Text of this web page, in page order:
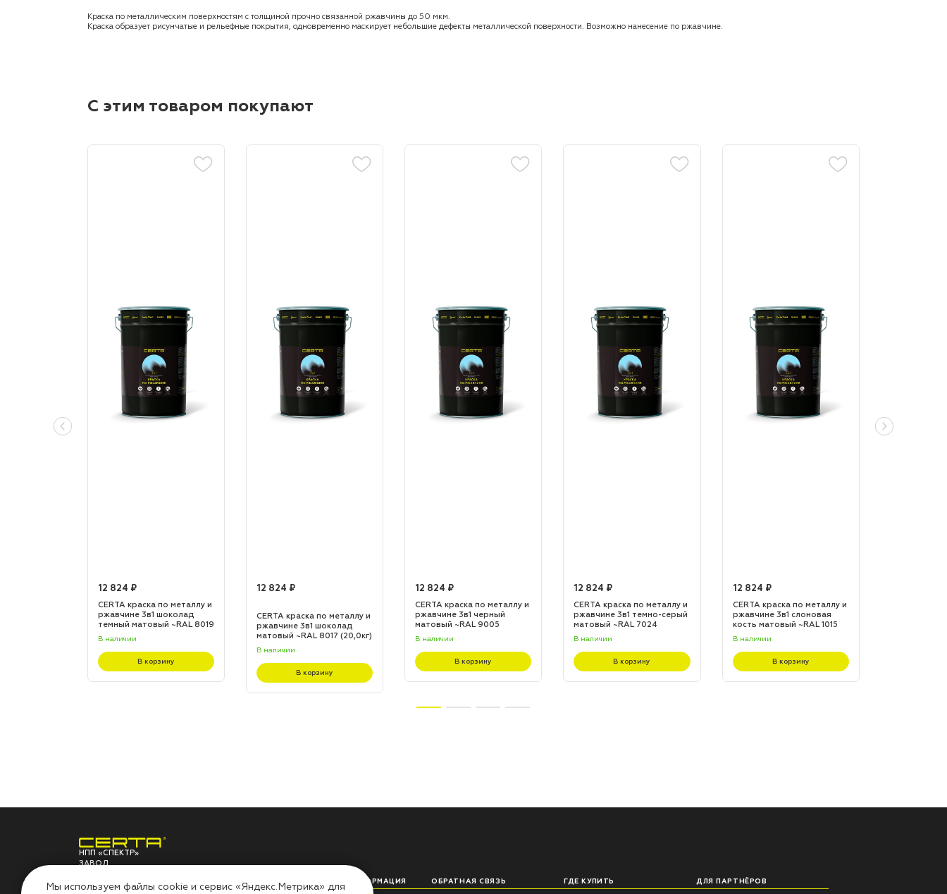
Краска по металлическим поверхностям с толщиной прочно связанной ржавчины до 50 мкм.
Краска образует рисунчатые и рельефные покрытия, одновременно маскирует небольшие дефекты металлической поверхности. Возможно нанесение по ржавчине.
С этим товаром покупают
12 824 ₽
CERTA краска по металлу и
ржавчине 3в1 шоколад
темный матовый ~RAL 8019
В наличии
В корзину
12 824 ₽
CERTA краска по металлу и
ржавчине 3в1 шоколад
матовый ~RAL 8017 (20,0кг)
В наличии
В корзину
12 824 ₽
CERTA краска по металлу и
ржавчине 3в1 черный
матовый ~RAL 9005
В наличии
В корзину
12 824 ₽
CERTA краска по металлу и
ржавчине 3в1 темно-серый
матовый ~RAL 7024
В наличии
В корзину
12 824 ₽
CERTA краска по металлу и
ржавчине 3в1 слоновая
кость матовый ~RAL 1015
В наличии
В корзину
НПП «СПЕКТР»
ЗАВОД
МАТЕРИАЛОВ
О ЗАВОДЕ ПОЛЕЗНАЯ ИНФОРМАЦИЯ ОБРАТНАЯ СВЯЗЬ ГДЕ КУПИТЬ ДЛЯ ПАРТНЁРОВ
Мы используем файлы cookie и сервис «Яндекс.Метрика» для